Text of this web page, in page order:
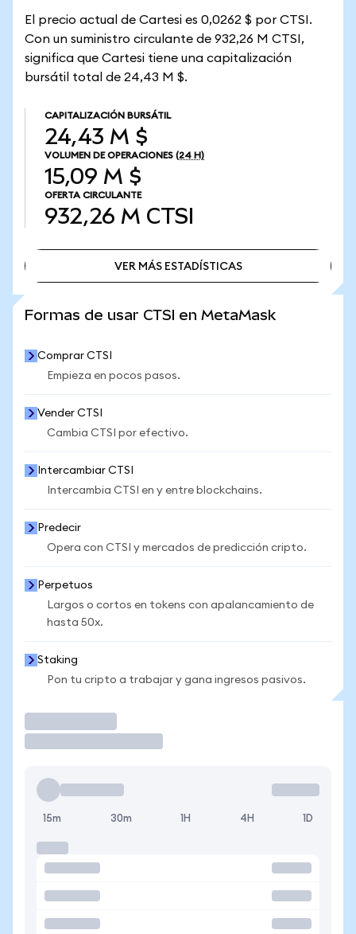
El precio actual de Cartesi es 0,0262 $ por CTSI.
Con un suministro circulante de 932,26 M CTSI,
significa que Cartesi tiene una capitalización
bursátil total de 24,43 M $.
CAPITALIZACIÓN BURSÁTIL
24,43 M $
VOLUMEN DE OPERACIONES (24 H)
15,09 M $
OFERTA CIRCULANTE
932,26 M CTSI
VER MÁS ESTADÍSTICAS
Formas de usar CTSI en MetaMask
Comprar CTSI
Empieza en pocos pasos.
Vender CTSI
Cambia CTSI por efectivo.
Intercambiar CTSI
Intercambia CTSI en y entre blockchains.
Predecir
Opera con CTSI y mercados de predicción cripto.
Perpetuos
Largos o cortos en tokens con apalancamiento de
hasta 50x.
Staking
Pon tu cripto a trabajar y gana ingresos pasivos.
15m 30m 1H 4H 1D